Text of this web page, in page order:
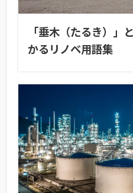
「垂木（たるき）」
かるリノベ用語集